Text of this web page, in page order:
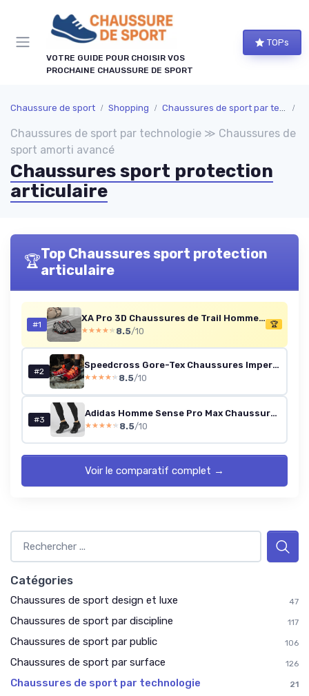
VOTRE GUIDE POUR CHOISIR VOS
PROCHAINE CHAUSSURE DE SPORT
TOPs
Chaussure de sport Shopping Chaussures de sport par technologie
Chaussures de sport par technologie ≫ Chaussures de
sport amorti avancé
Chaussures sport protection
articulaire
🏆Top Chaussures sport protection
articulaire
#1
XA Pro 3D Chaussures de Trail Homme 46 EU Monument Ebony Red Dahlia
★★★★★
★★★★★ 8.5/10
🏆
#2
Speedcross Gore-Tex Chaussures Imperméables de Trail pour Homme Protection Anti-intempéries Accroche Agressive Fit précis 44 EU Red Dahlia White Black
★★★★★
★★★★★ 8.5/10
#3
Adidas Homme Sense Pro Max Chaussures de Trail 44 2/3 EU Black Black Phantom
★★★★★
★★★★★ 8.5/10
Voir le comparatif complet →
Catégories
Chaussures de sport design et luxe 47
Chaussures de sport par discipline 117
Chaussures de sport par public 106
Chaussures de sport par surface 126
Chaussures de sport par technologie 21